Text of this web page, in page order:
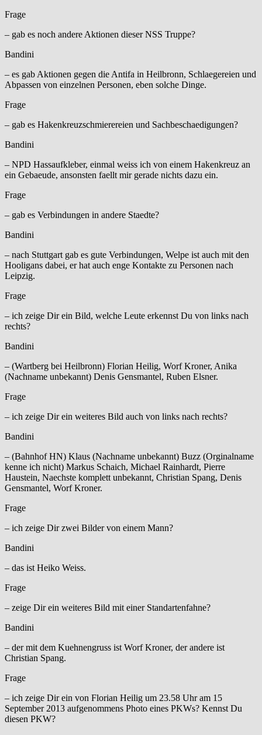
Frage
– gab es noch andere Aktionen dieser NSS Truppe?
Bandini
– es gab Aktionen gegen die Antifa in Heilbronn, Schlaegereien und
Abpassen von einzelnen Personen, eben solche Dinge.
Frage
– gab es Hakenkreuzschmierereien und Sachbeschaedigungen?
Bandini
– NPD Hassaufkleber, einmal weiss ich von einem Hakenkreuz an
ein Gebaeude, ansonsten faellt mir gerade nichts dazu ein.
Frage
– gab es Verbindungen in andere Staedte?
Bandini
– nach Stuttgart gab es gute Verbindungen, Welpe ist auch mit den
Hooligans dabei, er hat auch enge Kontakte zu Personen nach
Leipzig.
Frage
– ich zeige Dir ein Bild, welche Leute erkennst Du von links nach
rechts?
Bandini
– (Wartberg bei Heilbronn) Florian Heilig, Worf Kroner, Anika
(Nachname unbekannt) Denis Gensmantel, Ruben Elsner.
Frage
– ich zeige Dir ein weiteres Bild auch von links nach rechts?
Bandini
– (Bahnhof HN) Klaus (Nachname unbekannt) Buzz (Orginalname
kenne ich nicht) Markus Schaich, Michael Rainhardt, Pierre
Haustein, Naechste komplett unbekannt, Christian Spang, Denis
Gensmantel, Worf Kroner.
Frage
– ich zeige Dir zwei Bilder von einem Mann?
Bandini
– das ist Heiko Weiss.
Frage
– zeige Dir ein weiteres Bild mit einer Standartenfahne?
Bandini
– der mit dem Kuehnengruss ist Worf Kroner, der andere ist
Christian Spang.
Frage
– ich zeige Dir ein von Florian Heilig um 23.58 Uhr am 15
September 2013 aufgenommens Photo eines PKWs? Kennst Du
diesen PKW?